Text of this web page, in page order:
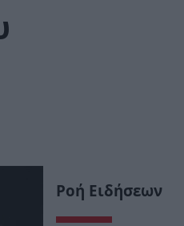
Ροή Ειδήσεων